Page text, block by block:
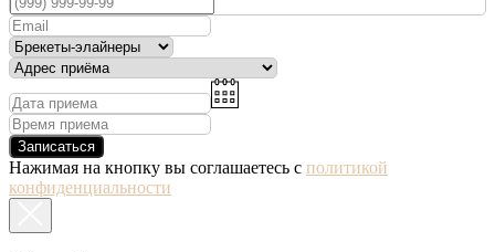
Записаться
Нажимая на кнопку вы соглашаетесь с политикой
конфиденциальности